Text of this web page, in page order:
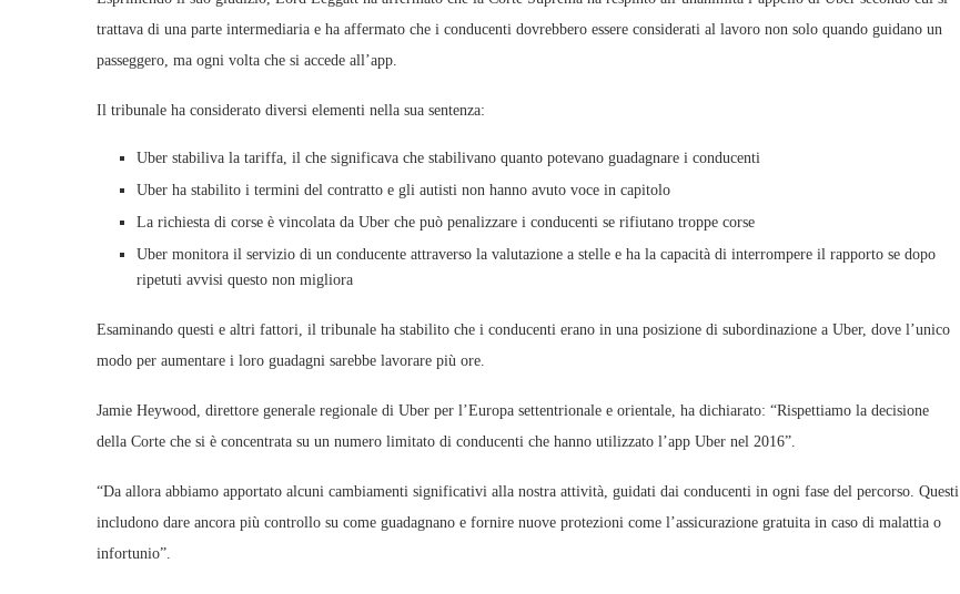
trattava di una parte intermediaria e ha affermato che i conducenti dovrebbero essere considerati al lavoro non solo quando guidano un
passeggero, ma ogni volta che si accede all’app.
Il tribunale ha considerato diversi elementi nella sua sentenza:
Uber stabiliva la tariffa, il che significava che stabilivano quanto potevano guadagnare i conducenti
Uber ha stabilito i termini del contratto e gli autisti non hanno avuto voce in capitolo
La richiesta di corse è vincolata da Uber che può penalizzare i conducenti se rifiutano troppe corse
Uber monitora il servizio di un conducente attraverso la valutazione a stelle e ha la capacità di interrompere il rapporto se dopo
ripetuti avvisi questo non migliora
Esaminando questi e altri fattori, il tribunale ha stabilito che i conducenti erano in una posizione di subordinazione a Uber, dove l’unico
modo per aumentare i loro guadagni sarebbe lavorare più ore.
Jamie Heywood, direttore generale regionale di Uber per l’Europa settentrionale e orientale, ha dichiarato: “Rispettiamo la decisione
della Corte che si è concentrata su un numero limitato di conducenti che hanno utilizzato l’app Uber nel 2016”.
“Da allora abbiamo apportato alcuni cambiamenti significativi alla nostra attività, guidati dai conducenti in ogni fase del percorso. Questi
includono dare ancora più controllo su come guadagnano e fornire nuove protezioni come l’assicurazione gratuita in caso di malattia o
infortunio”.